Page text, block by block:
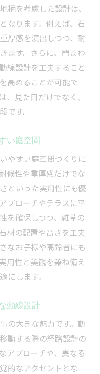
柄を考慮した設計は、
なります。例えば、石
厚感を演出しつつ、耐
ます。さらに、門まわ
線設計を工夫すること
高めることが可能で
、見た目だけでなく、
です。
い庭空間
やすい庭空間づくりに
候性や重厚感だけでな
といった実用性にも優
プローチやテラスに平
を確保しつつ、雑草の
材の配置や高さを工夫
なお子様や高齢者にも
用性と美観を兼ね備え
にします。
動線設計
の大きな魅力です。動
動する際の経路設計の
アプローチや、異なる
的なアクセントとな